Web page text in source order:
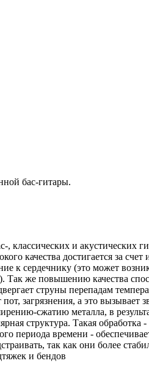
бас-гитары.
, классических и
качества достигается за
к сердечнику (это может
Так же повышению качества
струны перепадам
загрязнения, а это
сжатию металла, в
структура. Такая
периода времени -
так как они более
и бендов